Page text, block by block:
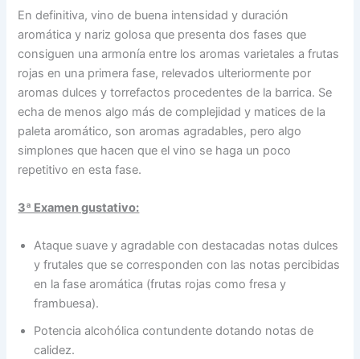
En definitiva, vino de buena intensidad y duración
aromática y nariz golosa que presenta dos fases que
consiguen una armonía entre los aromas varietales a frutas
rojas en una primera fase, relevados ulteriormente por
aromas dulces y torrefactos procedentes de la barrica. Se
echa de menos algo más de complejidad y matices de la
paleta aromático, son aromas agradables, pero algo
simplones que hacen que el vino se haga un poco
repetitivo en esta fase.
3ª Examen gustativo:
Ataque suave y agradable con destacadas notas dulces
y frutales que se corresponden con las notas percibidas
en la fase aromática (frutas rojas como fresa y
frambuesa).
Potencia alcohólica contundente dotando notas de
calidez.